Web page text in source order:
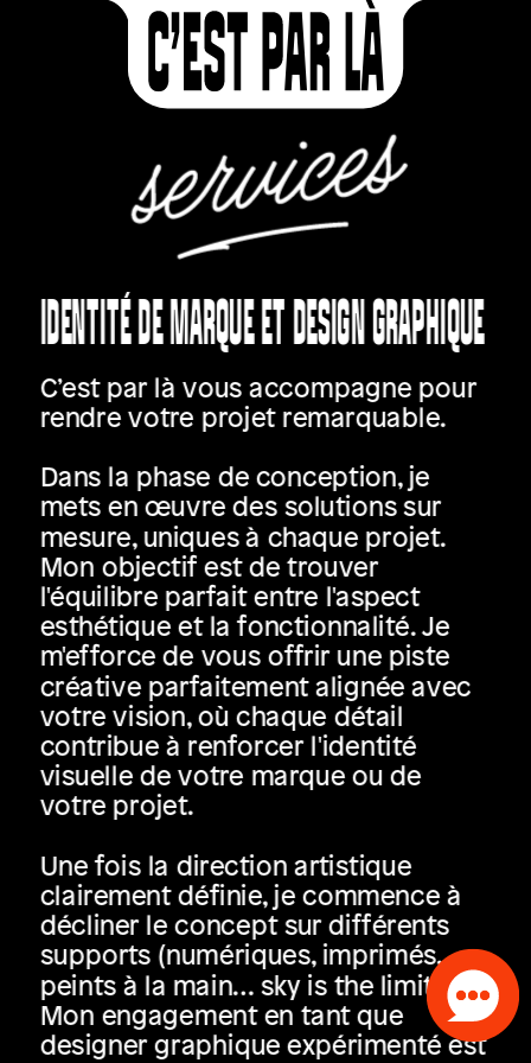
IDENTITÉ DE MARQUE ET DESIGN GRAPHIQUE
C’est par là vous accompagne pour
rendre votre projet remarquable.
Dans la phase de conception, je
mets en œuvre des solutions sur
mesure, uniques à chaque projet.
Mon objectif est de trouver
l'équilibre parfait entre l'aspect
esthétique et la fonctionnalité. Je
m'efforce de vous offrir une piste
créative parfaitement alignée avec
votre vision, où chaque détail
contribue à renforcer l'identité
visuelle de votre marque ou de
votre projet.
Une fois la direction artistique
clairement définie, je commence à
décliner le concept sur différents
supports (numériques, imprimés,
peints à la main… sky is the limit).
Mon engagement en tant que
designer graphique expérimenté est